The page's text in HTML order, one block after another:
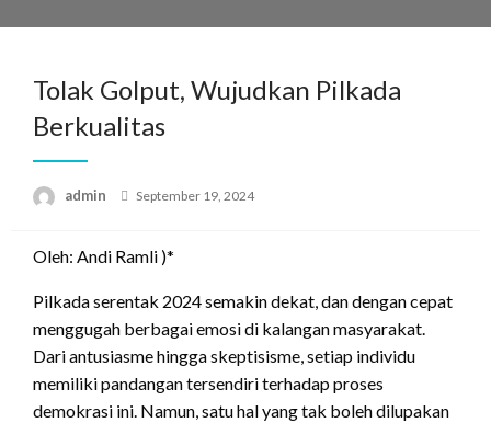
Tolak Golput, Wujudkan Pilkada
Berkualitas
admin
Posted
September 19, 2024
Oleh: Andi Ramli )*
Pilkada serentak 2024 semakin dekat, dan dengan cepat
menggugah berbagai emosi di kalangan masyarakat.
Dari antusiasme hingga skeptisisme, setiap individu
memiliki pandangan tersendiri terhadap proses
demokrasi ini. Namun, satu hal yang tak boleh dilupakan